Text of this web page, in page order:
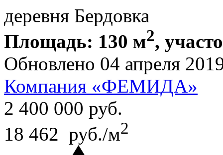
деревня Бердовка
Площадь: 130 м2,
Обновлено 04 апреля
Компания «ФЕМИДА»
2 400 000 руб.
18 462 руб./м2